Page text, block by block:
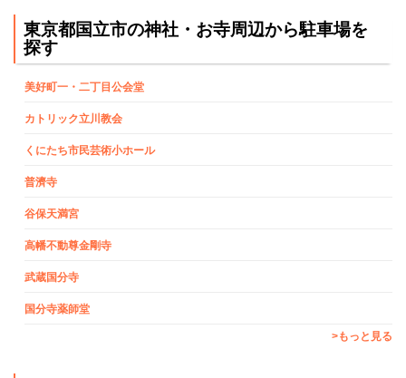
東京都国立市の神社・お寺周辺から駐車場を
探す
美好町一・二丁目公会堂
カトリック立川教会
くにたち市民芸術小ホール
普濟寺
谷保天満宮
高幡不動尊金剛寺
武蔵国分寺
国分寺薬師堂
>もっと見る